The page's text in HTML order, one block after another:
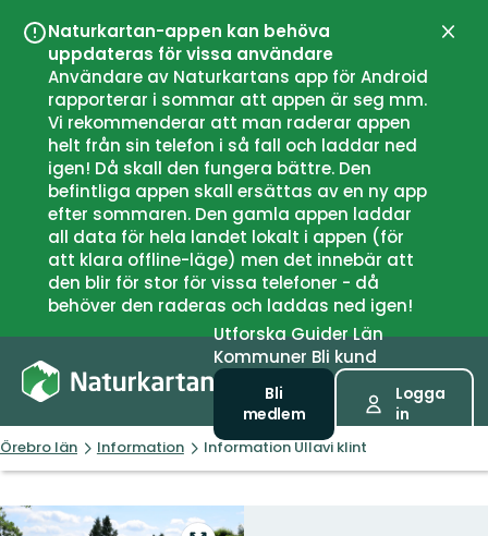
Naturkartan-appen kan behöva
uppdateras för vissa användare
Användare av Naturkartans app för Android
rapporterar i sommar att appen är seg mm.
Vi rekommenderar att man raderar appen
helt från sin telefon i så fall och laddar ned
igen! Då skall den fungera bättre. Den
befintliga appen skall ersättas av en ny app
efter sommaren. Den gamla appen laddar
all data för hela landet lokalt i appen (för
att klara offline-läge) men det innebär att
den blir för stor för vissa telefoner - då
behöver den raderas och laddas ned igen!
UtforskaGuiderLän
Kommuner Bli kund
Bli
medlem
Logga
in
Örebro län Information Information Ullavi klint